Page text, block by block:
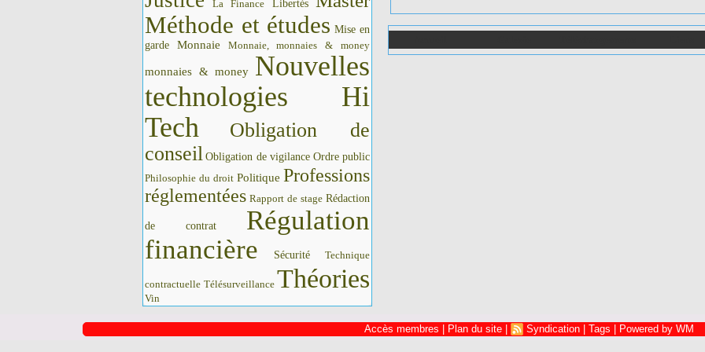
La Finance Libertés
Méthode et études Mise en
garde
Monnaie Monnaie, monnaies & money
monnaies & money Nouvelles
technologies Hi
Tech
Obligation de
conseil Obligation de vigilance Ordre public
Philosophie du droit Politique Professions
réglementées Rapport de stage Rédaction
de contrat
Régulation
financière
Sécurité Technique
contractuelle Télésurveillance Théories
Vin
Accès membres Plan du site Syndication Tags Powered by WM